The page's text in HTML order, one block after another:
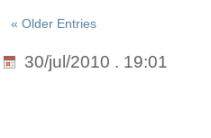
« Older Entries
30/jul/2010 . 19:01